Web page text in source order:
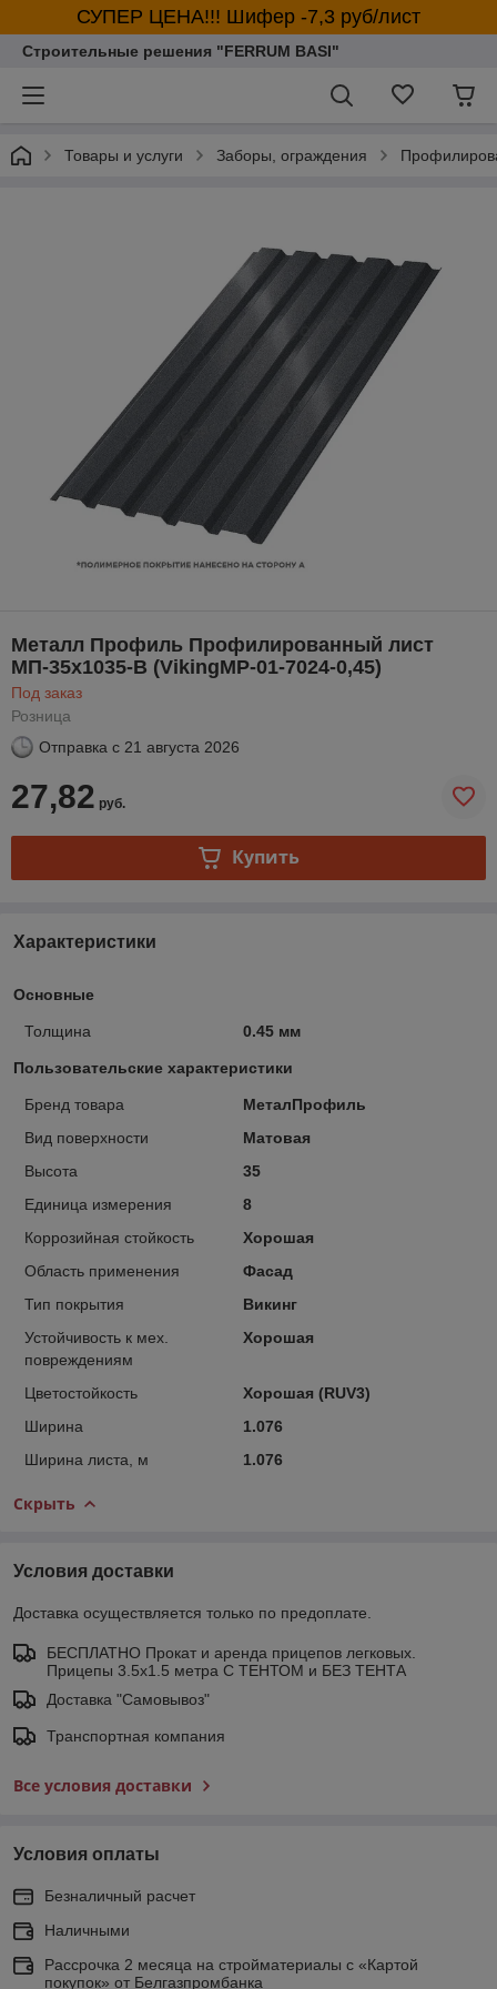
СУПЕР ЦЕНА!!! Шифер -7,3 руб/лист
Строительные решения "FERRUM BASI"
Товары и услуги Заборы, ограждения
Металл Профиль Профилированный лист
МП-35x1035-B (VikingMP-01-7024-0,45)
Под заказ
Розница
Отправка с 21 августа 2026
27,82 руб.
Купить
Характеристики
Основные
Толщина 0.45 мм
Пользовательские характеристики
Бренд товара
МеталПрофиль
Вид поверхности
Матовая
Высота
35
Единица измерения
8
Коррозийная стойкость
Хорошая
Область применения
Фасад
Тип покрытия
Викинг
Устойчивость к мех.
повреждениям
Хорошая
Цветостойкость
Хорошая (RUV3)
Ширина
1.076
Ширина листа, м
1.076
Скрыть
Условия доставки
Доставка осуществляется только по предоплате.
БЕСПЛАТНО Прокат и аренда прицепов легковых.
Прицепы 3.5х1.5 метра С ТЕНТОМ и БЕЗ ТЕНТА
Доставка "Самовывоз"
Транспортная компания
Все условия доставки
Условия оплаты
Безналичный расчет
Наличными
Рассрочка 2 месяца на стройматериалы с «Картой
покупок» от Белгазпромбанка